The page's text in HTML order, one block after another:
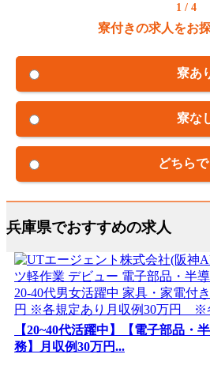
1 / 4
寮付きの求人をお
寮あ
寮な
どちら
兵庫県でおすすめの求人
【20~40代活躍中】【電子部品・
務】月収例30万円...